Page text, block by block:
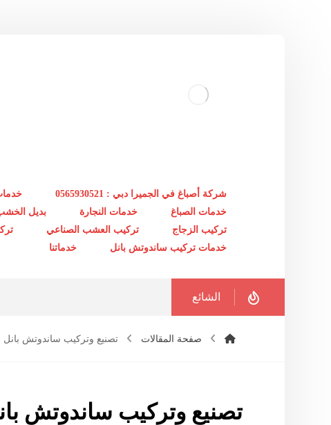
شركة أصباغ في الجميرا دبي : 0565930521
خدمات الصباغ
خدمات النجارة بديل
تركيب الزجاج
تركيب العشب الصناعي
خدمات تركيب ساندوتش بانل
خدماتنا
الشائع
صفحة المقالات تصنيع وتركيب ساندوتش
تصنيع وتركيب ساندوتش